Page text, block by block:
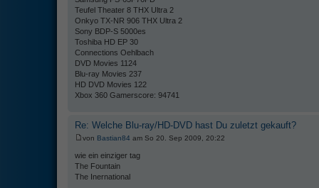
Teufel Theater 8 THX Ultra 2
Onkyo TX-NR 906 THX Ultra 2
Sony BDP-S 5000es
Toshiba HD EP 30
Connections Oehlbach
DVD Movies 1124
Blu-ray Movies 237
HD DVD Movies 122
Xbox 360 Gamerscore: 94741
Re: Welche Blu-ray/HD-DVD hast Du zuletzt gekauft?
von Bastian84 am So 20. Sep 2009, 20:22
wie ein einziger tag
The Fountain
The Inernational